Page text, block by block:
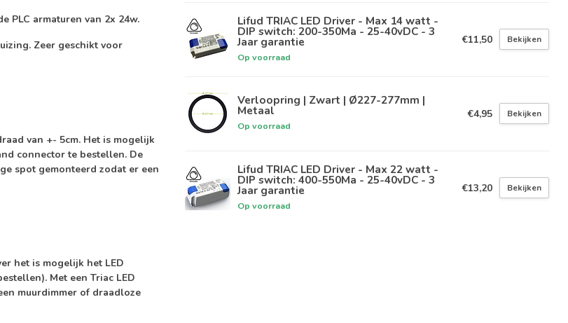
PLC armaturen van 2x 24w.
Zeer geschikt voor
van +- 5cm. Het is mogelijk
connector te bestellen. De
spot gemonteerd zodat er een
het is mogelijk het LED
Met een Triac LED
muurdimmer of draadloze
Lifud TRIAC LED Driver - Max 14 watt -
DIP switch: 200-350Ma - 25-40vDC - 3
Jaar garantie
Op voorraad
€11,50 Bekijken
Verloopring | Zwart | Ø227-277mm |
Metaal
Op voorraad
€4,95 Bekijken
Lifud TRIAC LED Driver - Max 22 watt -
DIP switch: 400-550Ma - 25-40vDC - 3
Jaar garantie
Op voorraad
€13,20 Bekijken